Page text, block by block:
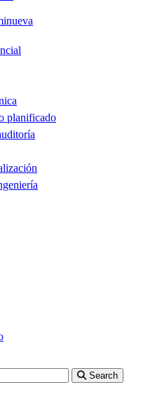
planificado
Search
Search